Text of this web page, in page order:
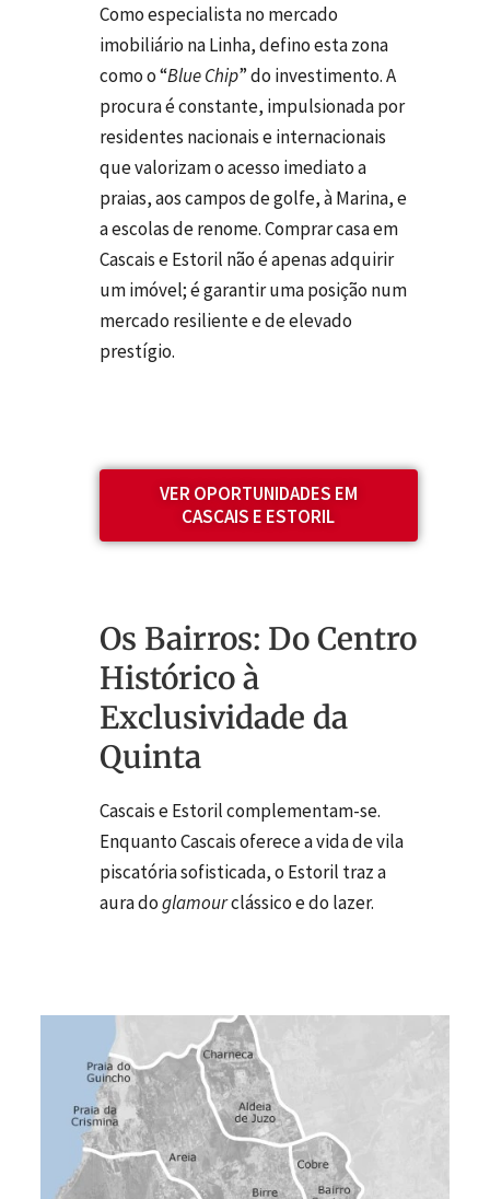
Como especialista no mercado
imobiliário na Linha, defino esta zona
como o “Blue Chip” do investimento. A
procura é constante, impulsionada por
residentes nacionais e internacionais
que valorizam o acesso imediato a
praias, aos campos de golfe, à Marina, e
a escolas de renome. Comprar casa em
Cascais e Estoril não é apenas adquirir
um imóvel; é garantir uma posição num
mercado resiliente e de elevado
prestígio.
VER OPORTUNIDADES EM
CASCAIS E ESTORIL
Os Bairros: Do Centro
Histórico à
Exclusividade da
Quinta
Cascais e Estoril complementam-se.
Enquanto Cascais oferece a vida de vila
piscatória sofisticada, o Estoril traz a
aura doglamourclássico e do lazer.